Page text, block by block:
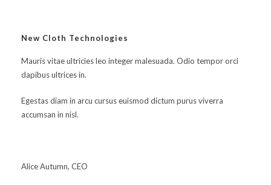
New Cloth Technologies
Mauris vitae ultricies leo integer malesuada. Odio tempor orci
dapibus ultrices in.
Egestas diam in arcu cursus euismod dictum purus viverra
accumsan in nisl.
Alice Autumn, CEO